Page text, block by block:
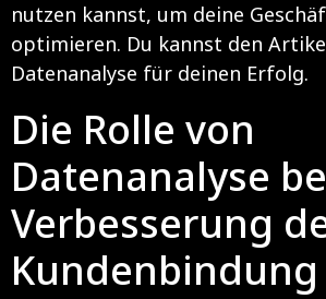
nutzen kannst, um deine
optimieren. Du kannst den
Datenanalyse für deinen Erfolg.
Die Rolle von
Datenanalyse
Verbesserung
Kundenbindung